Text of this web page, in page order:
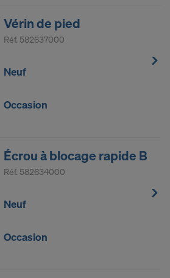
Vérin de pied
Réf. 582637000
Neuf
Occasion
Écrou à blocage rapide B
Réf. 582634000
Neuf
Occasion